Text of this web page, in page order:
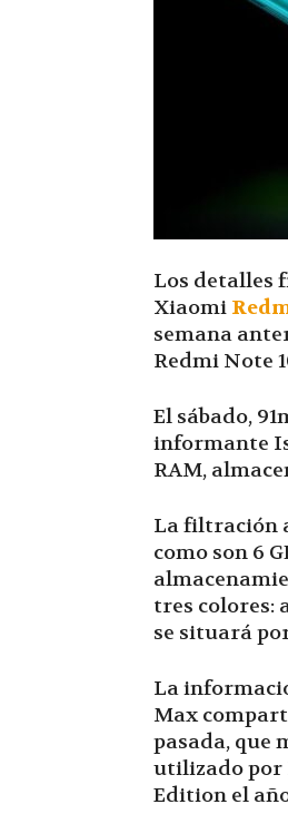
Los detalles
Xiaomi
semana
Redmi Note
El sábado,
informante
RAM,
La filtración
como son 6
tres colores:
se situará
La
Max
pasada, que
utilizado por
Edition el